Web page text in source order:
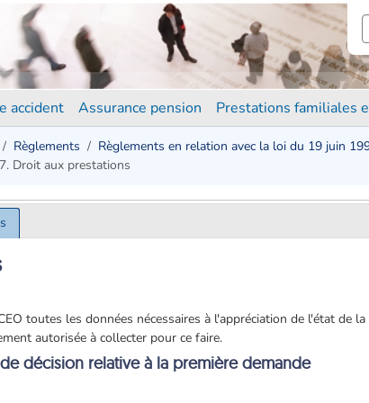
accident Assurance pension Prestations familiales
Règlements Règlements en relation avec la loi du 19 juin
7. Droit aux prestations
toutes les données nécessaires à l'appréciation de l'état de
autorisée à collecter pour ce faire.
décision relative à la première demande